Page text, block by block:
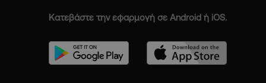
Κατεβάστε την εφαρμογή σε Android ή iOS.